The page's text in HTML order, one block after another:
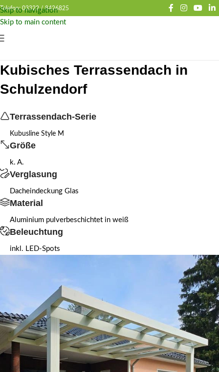
Skip to navigation
Skip to main content
Telefon: 03322 /8426825
Kubisches Terrassendach in
Schulzendorf
Terrassendach-Serie
Kubusline Style M
Größe
k. A.
Verglasung
Dacheindeckung Glas
Material
Aluminium pulverbeschichtet in weiß
Beleuchtung
inkl. LED-Spots